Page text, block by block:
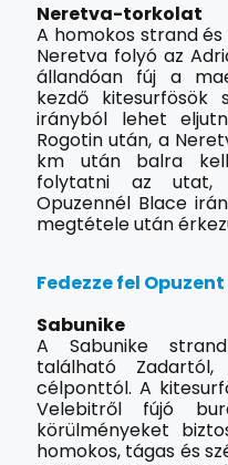
Neretva-torkolat
A homokos strand
Neretva folyó az
állandóan fúj a
kezdő kitesurfösök
irányból lehet
Rogotin után, a
km után balra
folytatni az utat,
Opuzennél Blace
megtétele után
Fedezze fel Opuzent
Sabunike
A Sabunike
található
célponttól. A
Velebitről fújó
körülményeket
homokos, tágas és